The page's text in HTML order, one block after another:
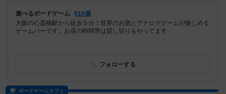
遊べるボードゲーム 610個
大阪の心斎橋駅から徒歩５分！世界のお酒とアナログゲームが愉しめる
ゲームバーです。お昼の時間帯は貸し切りもやってます
フォローする
ボードゲームカフェ